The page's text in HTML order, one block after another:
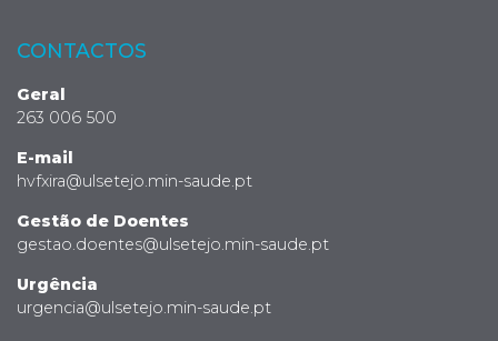
CONTACTOS
Geral
263 006 500
E-mail
hvfxira@ulsetejo.min-saude.pt
Gestão de Doentes
gestao.doentes@ulsetejo.min-saude.pt
Urgência
urgencia@ulsetejo.min-saude.pt